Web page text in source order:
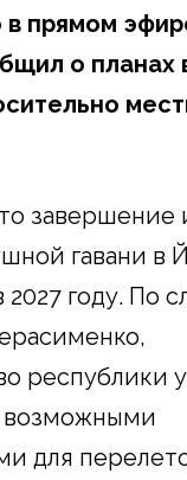
в прямом
о планах
завершение
гавани в
году. По
республики
возможными
для